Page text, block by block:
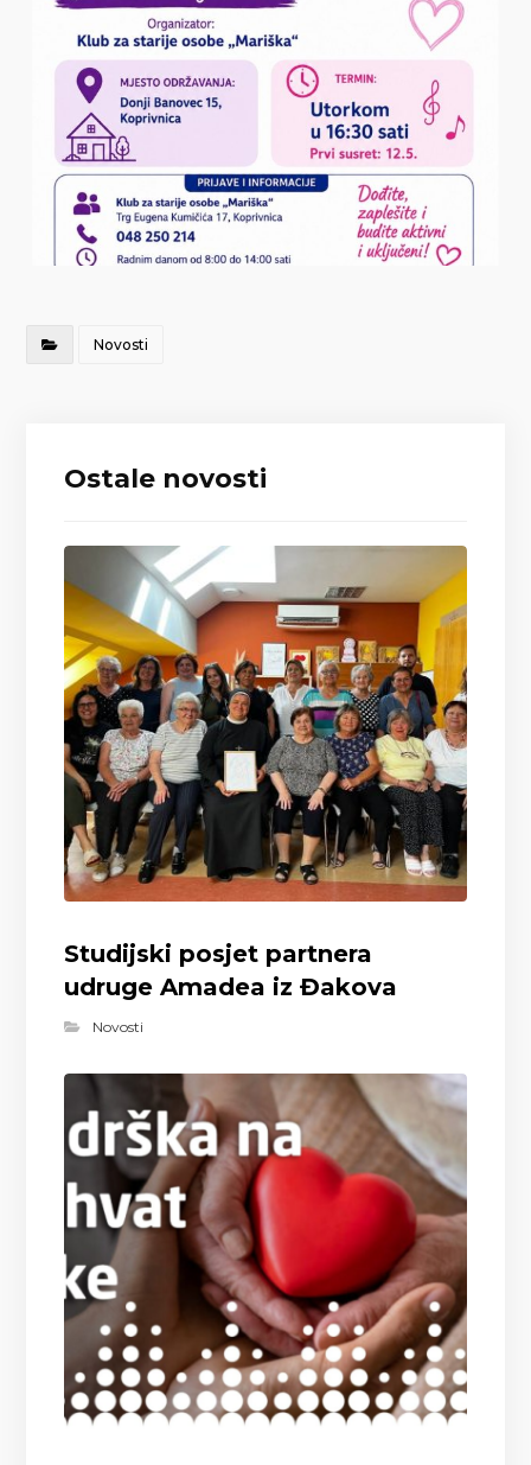
Novosti
Ostale novosti
Studijski posjet partnera
udruge Amadea iz Đakova
Novosti